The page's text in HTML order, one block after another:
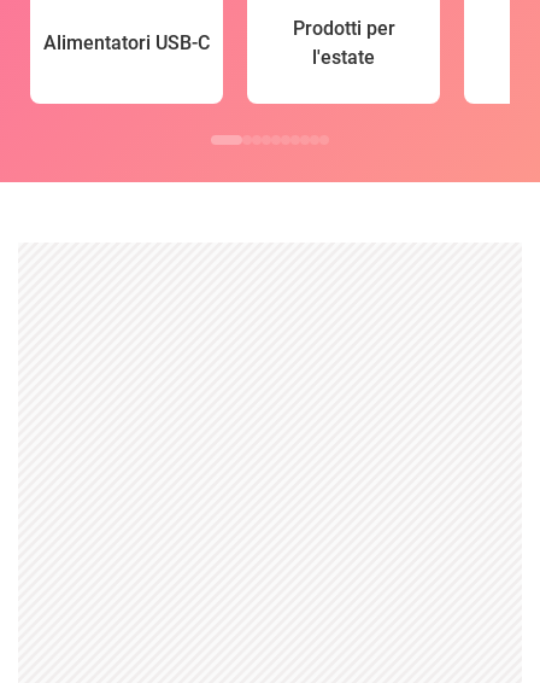
Alimentatori USB-C
Prodotti per
l'estate